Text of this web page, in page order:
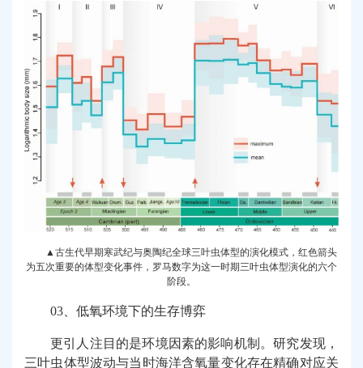
▲古生代早期寒武纪与奥陶纪全球三叶虫体型的演化模式，红色箭头
为五次重要的体型变化事件，罗马数字为这一时期三叶虫体型演化的六个
阶段。
03、低氧环境下的生存博弈
更引人注目的是环境因素的影响机制。研究发现，
三叶虫体型波动与当时海洋含氧量变化存在精确对应关